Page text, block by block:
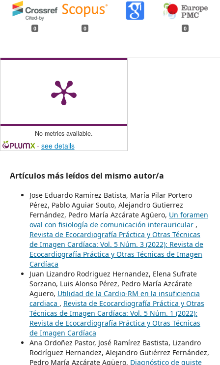
0 0 0
No metrics available.
- see details
Artículos más leídos del mismo autor/a
Jose Eduardo Ramirez Batista, María Pilar Portero
Pérez, Pablo Aguiar Souto, Alejandro Gutierrez
Fernández, Pedro María Azcárate Agüero, Un foramen
oval con fisiología de comunicación interauricular ,
Revista de Ecocardiografía Práctica y Otras Técnicas
de Imagen Cardíaca: Vol. 5 Núm. 3 (2022): Revista de
Ecocardiografía Práctica y Otras Técnicas de Imagen
Cardíaca
Juan Lizandro Rodriguez Hernandez, Elena Sufrate
Sorzano, Luis Alonso Pérez, Pedro María Azcárate
Agüero, Utilidad de la Cardio-RM en la insuficiencia
cardiaca , Revista de Ecocardiografía Práctica y Otras
Técnicas de Imagen Cardíaca: Vol. 5 Núm. 1 (2022):
Revista de Ecocardiografía Práctica y Otras Técnicas
de Imagen Cardíaca
Ana Ordoñez Pastor, José Ramírez Bastista, Lizandro
Rodríguez Hernandez, Alejandro Gutiérrez Fernández,
Pedro María Azcárate Agüero, Diagnóstico de quiste